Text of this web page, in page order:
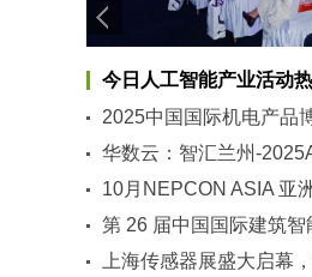
今日人工智能产业活动
2025中国国际机电产品
在汉举行
华数云：智汇兰州-
举办
10月NEPCON ASIA 亚
第 26 届中国国际建筑
站｜碳索新机，筑 Ai 未
上海传感器展盛大启幕